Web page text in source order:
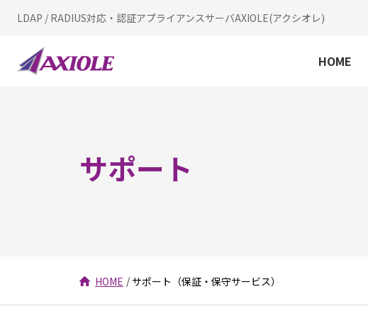
LDAP / RADIUS対応・認証アプライアンスサーバAXIOLE(アクシオレ)
HOME
サポート
HOME サポート（保証・保守サービス）